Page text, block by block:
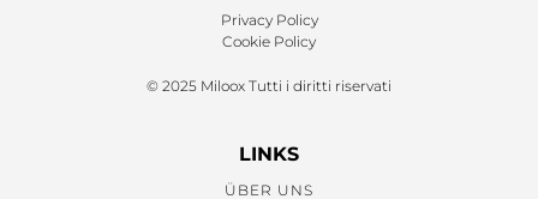
Privacy Policy
Cookie Policy
© 2025 Miloox Tutti i diritti riservati
LINKS
ÜBER UNS